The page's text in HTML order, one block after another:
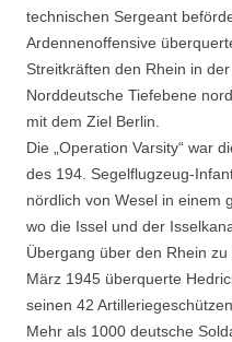
technischen Sergeant
Ardennenoffensive
Streitkräften den Rhein in
Norddeutsche Tiefebene
mit dem Ziel Berlin.
Die „Operation Varsity“ war
des 194. Segelflugzeug-
nördlich von Wesel in einem
wo die Issel und der
Übergang über den Rhein zu
März 1945 überquerte
seinen 42
Mehr als 1000 deutsche